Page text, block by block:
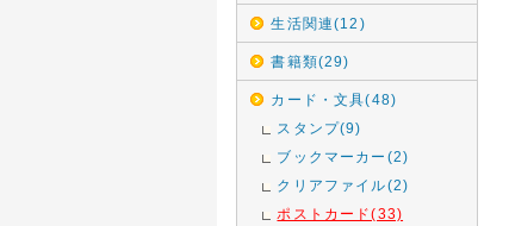
生活関連(12)
書籍類(29)
カード・文具(48)
スタンプ(9)
ブックマーカー(2)
クリアファイル(2)
ポストカード(33)